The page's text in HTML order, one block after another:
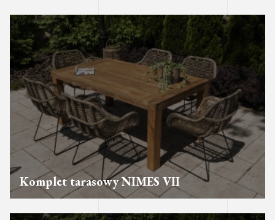
Komplet tarasowy NIMES VII